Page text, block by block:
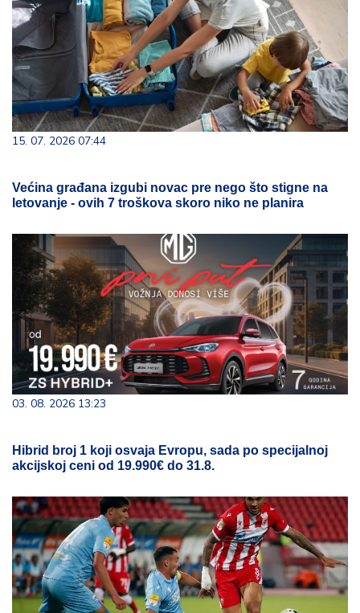
15. 07. 2026 07:44
Većina građana izgubi novac pre nego što stigne na
letovanje - ovih 7 troškova skoro niko ne planira
03. 08. 2026 13:23
Hibrid broj 1 koji osvaja Evropu, sada po specijalnoj
akcijskoj ceni od 19.990€ do 31.8.